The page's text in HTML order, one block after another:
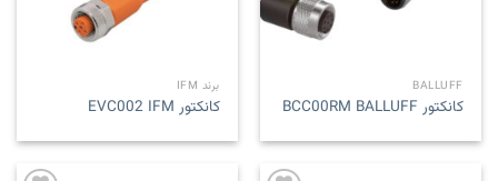
BALLUFF
کانکتور BCC00RM BALLUFF
برند IFM
کانکتور EVC002 IFM